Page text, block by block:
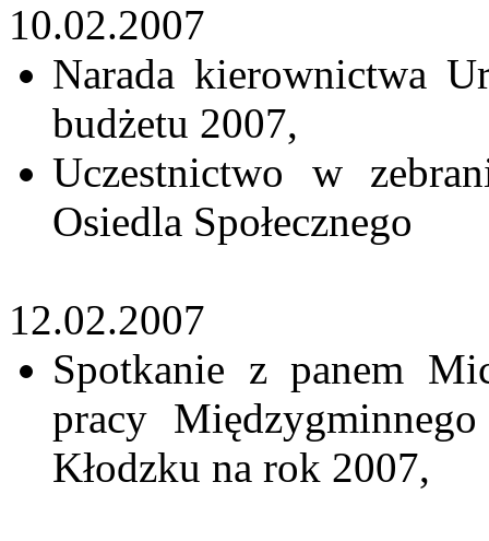
10.02.2007
Narada kierownictwa
budżetu 2007,
Uczestnictwo w
Osiedla Społecznego
12.02.2007
Spotkanie z panem
pracy
Kłodzku na rok 2007,